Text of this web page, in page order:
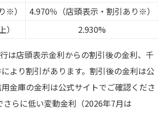
※）
4.970％（店頭表示・割引あり※）
2.930%
は店頭表示金利からの割引後の金利、千
より割引があります。割引後の金利は公
金庫の金利は公式サイトでご確認くださ
らに低い変動金利（2026年7月は